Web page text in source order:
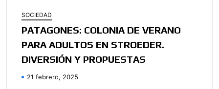
SOCIEDAD
PATAGONES: COLONIA DE VERANO
PARA ADULTOS EN STROEDER.
DIVERSIÓN Y PROPUESTAS
21 febrero, 2025